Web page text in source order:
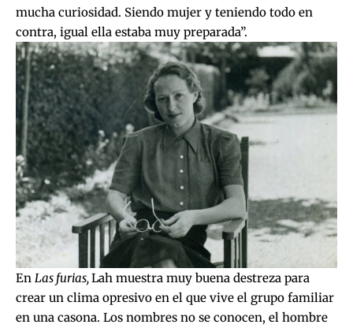
mucha curiosidad. Siendo mujer y teniendo todo en
contra, igual ella estaba muy preparada”.
En Las furias, Lah muestra muy buena destreza para
crear un clima opresivo en el que vive el grupo familiar
en una casona. Los nombres no se conocen, el hombre